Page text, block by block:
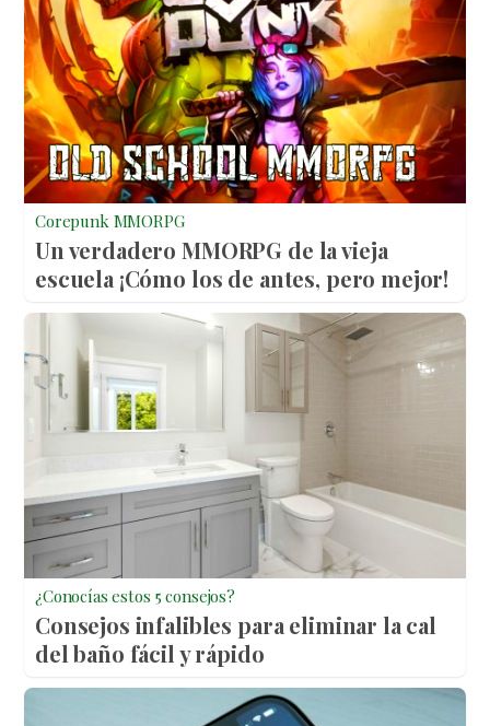
Corepunk MMORPG
Un verdadero MMORPG de la vieja
escuela ¡Cómo los de antes, pero mejor!
¿Conocías estos 5 consejos?
Consejos infalibles para eliminar la cal
del baño fácil y rápido